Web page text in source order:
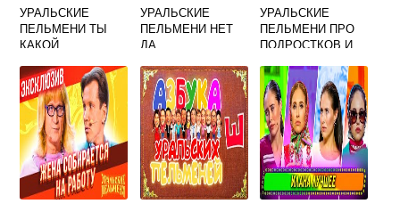
УРАЛЬСКИЕ
ПЕЛЬМЕНИ ТЫ
КАКОЙ
БУДЕШЬ
УРАЛЬСКИЕ
ПЕЛЬМЕНИ НЕТ
ДА
УРАЛЬСКИЕ
ПЕЛЬМЕНИ ПРО
ПОДРОСТКОВ И